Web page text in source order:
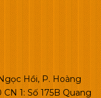
Hồi, P. Hoàng
1: Số 175B Quang